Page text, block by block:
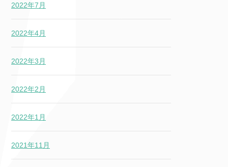
2022年7月
2022年4月
2022年3月
2022年2月
2022年1月
2021年11月